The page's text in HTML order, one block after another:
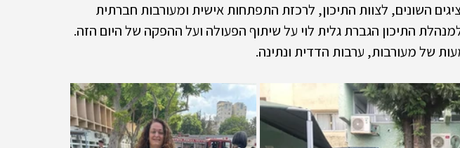
השונים, לצוות התיכון, לרכזת התפתחות אישית ומעורבות חברתית
התיכון הגברת גלית לוי על שיתוף הפעולה ועל ההפקה של היום הזה.
של מעורבות, ערבות הדדית ונתינה.